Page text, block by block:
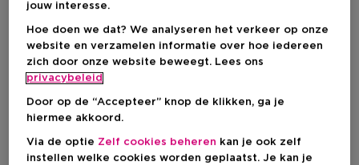
Kies je formaat
2 ST
€ 13,00
€ 13,00
jouw interesse.
Hoe doen we dat? We analyseren het verkeer op onze
website en verzamelen informatie over hoe iedereen
zich door onze website beweegt. Lees ons
privacybeleid
Door op de “Accepteer” knop de klikken, ga je
hiermee akkoord.
Via de optie Zelf cookies beheren kan je ook zelf
instellen welke cookies worden geplaatst. Je kan je